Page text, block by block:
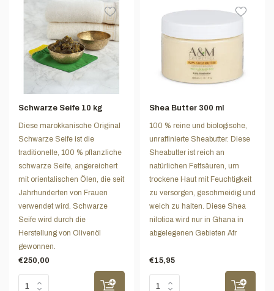
Schwarze Seife 10 kg
Diese marokkanische Original
Schwarze Seife ist die
traditionelle, 100 % pflanzliche
schwarze Seife, angereichert
mit orientalischen Ölen, die seit
Jahrhunderten von Frauen
verwendet wird. Schwarze
Seife wird durch die
Herstellung von Olivenöl
gewonnen.
€250,00
Shea Butter 300 ml
100 % reine und biologische,
unraffinierte Sheabutter. Diese
Sheabutter ist reich an
natürlichen Fettsäuren, um
trockene Haut mit Feuchtigkeit
zu versorgen, geschmeidig und
weich zu halten. Diese Shea
nilotica wird nur in Ghana in
abgelegenen Gebieten Afr
€15,95